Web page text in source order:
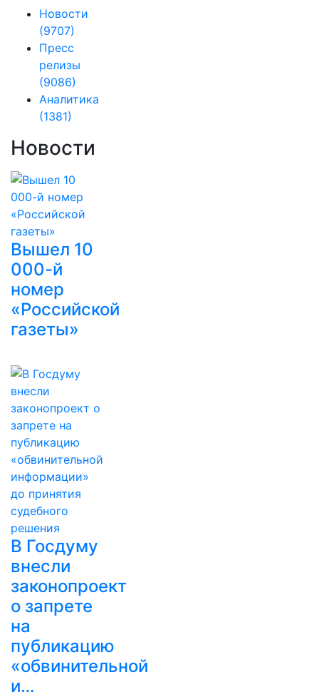
Новости
(9707)
Пресс
релизы
(9086)
Аналитика
(1381)
Новости
Вышел 10
000-й
номер
«Российской
газеты»
В Госдуму
внесли
законопроект
о запрете
на
публикацию
«обвинительной
и…